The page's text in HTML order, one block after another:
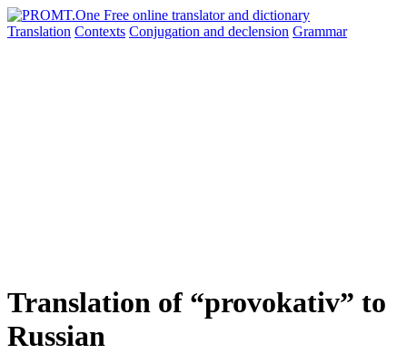
Translation Contexts Conjugation and declension Grammar
Translation of “provokativ” to
Russian